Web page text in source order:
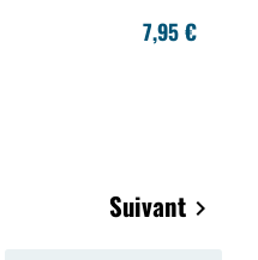
7,95 €
Suivant 